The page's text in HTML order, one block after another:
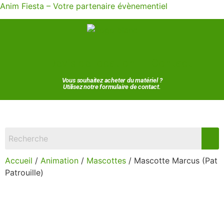
Anim Fiesta – Votre partenaire évènementiel
Vous souhaitez acheter du matériel ?
Utilisez notre formulaire de contact.
Accueil / Animation / Mascottes / Mascotte Marcus (Pat
Patrouille)